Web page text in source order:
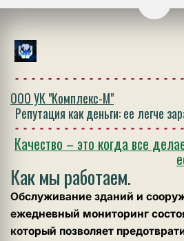
ООО УК "Комплекс-М"
Репутация как деньги: ее легче
Качество – это когда все
Как мы работаем.
Обслуживание зданий и
ежедневный мониторинг
который позволяет